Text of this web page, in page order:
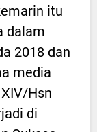
itu
dalam
2018 dan
media
Hsn
di